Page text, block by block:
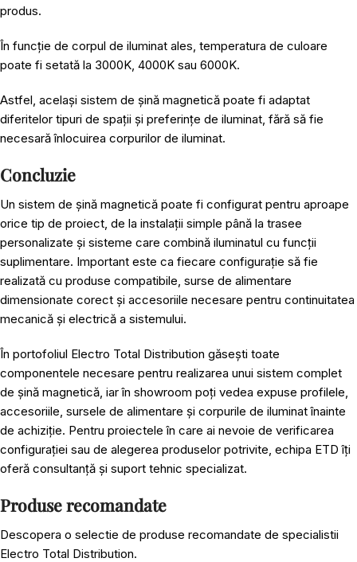
produs.
În funcție de corpul de iluminat ales, temperatura de culoare
poate fi setată la 3000K, 4000K sau 6000K.
Astfel, același sistem de șină magnetică poate fi adaptat
diferitelor tipuri de spații și preferințe de iluminat, fără să fie
necesară înlocuirea corpurilor de iluminat.
Concluzie
Un sistem de șină magnetică poate fi configurat pentru aproape
orice tip de proiect, de la instalații simple până la trasee
personalizate și sisteme care combină iluminatul cu funcții
suplimentare. Important este ca fiecare configurație să fie
realizată cu produse compatibile, surse de alimentare
dimensionate corect și accesoriile necesare pentru continuitatea
mecanică și electrică a sistemului.
În portofoliul Electro Total Distribution găsești toate
componentele necesare pentru realizarea unui sistem complet
de șină magnetică, iar în showroom poți vedea expuse profilele,
accesoriile, sursele de alimentare și corpurile de iluminat înainte
de achiziție. Pentru proiectele în care ai nevoie de verificarea
configurației sau de alegerea produselor potrivite, echipa ETD îți
oferă consultanță și suport tehnic specializat.
Produse recomandate
Descopera o selectie de produse recomandate de specialistii
Electro Total Distribution.